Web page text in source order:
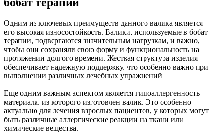
Одним из ключевых преимуществ данного валика является
его высокая износостойкость. Валики, используемые в бобат
терапии, подвергаются значительным нагрузкам, и важно,
чтобы они сохраняли свою форму и функциональность на
протяжении долгого времени. Жесткая структура изделия
обеспечивает надежную поддержку, что особенно важно при
выполнении различных лечебных упражнений.
Еще одним важным аспектом является гипоаллергенность
материала, из которого изготовлен валик. Это особенно
актуально для лечения взрослых пациентов, у которых могут
быть различные аллергические реакции на ткани или
химические вещества.